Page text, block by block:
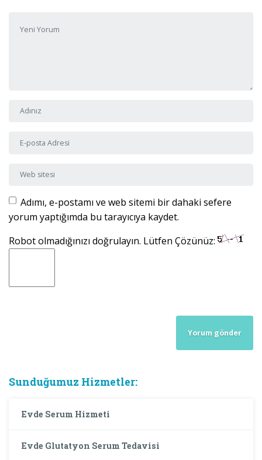
Adı ve Soyadı
E-posta Adresi
Web sitesi
Adımı, e-postamı ve web sitemi bir dahaki sefere
yorum yaptığımda bu tarayıcıya kaydet.
Robot olmadığınızı doğrulayın. Lütfen Çözünüz:
Sunduğumuz Hizmetler:
Evde Serum Hizmeti
Evde Glutatyon Serum Tedavisi